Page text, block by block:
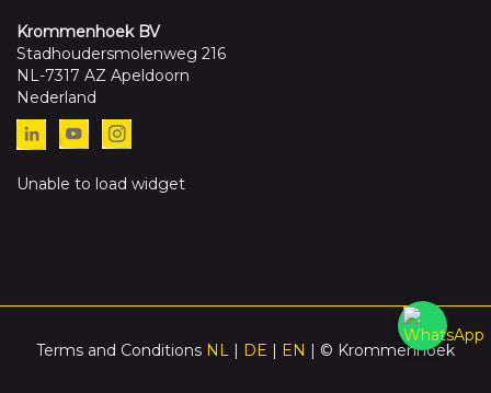
Krommenhoek BV
Stadhoudersmolenweg 216
NL-7317 AZ Apeldoorn
Nederland
Unable to load widget
Terms and Conditions NL | DE | EN | © Krommenhoek